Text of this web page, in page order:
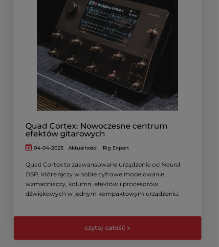
Quad Cortex: Nowoczesne centrum
efektów gitarowych
04-04-2025 Aktualności Rig Expert
Quad Cortex to zaawansowane urządzenie od Neural
DSP, które łączy w sobie cyfrowe modelowanie
wzmacniaczy, kolumn, efektów i procesorów
dźwiękowych w jednym kompaktowym urządzeniu.
czytaj całość »